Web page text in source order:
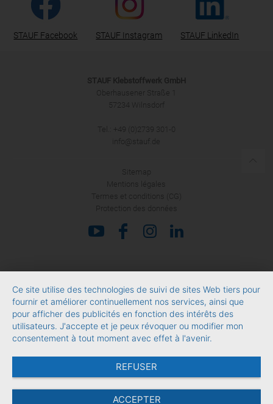
STAUF Facebook STAUF Instagram STAUF LinkedIn
STAUF Klebstoffwerk GmbH
Oberhausener Straße 1
57234 Wilnsdorf
Tel.: +49 (0)2739 301-0
info@stauf.de
Sitemap
Mentions légales
Termes et conditions (CG)
Protection des données
Ce site utilise des technologies de suivi de sites Web tiers pour
fournir et améliorer continuellement nos services, ainsi que
pour afficher des publicités en fonction des intérêts des
utilisateurs. J'accepte et je peux révoquer ou modifier mon
consentement à tout moment avec effet à l'avenir.
REFUSER
ACCEPTER